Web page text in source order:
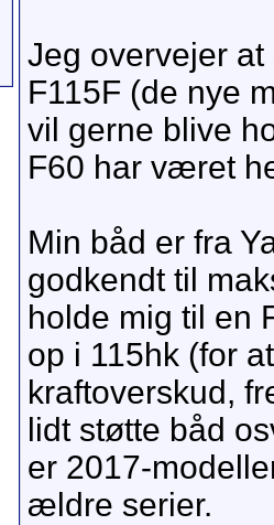
Jeg overvejer
F115F (de nye
vil gerne blive
F60 har været
Min båd er fra
godkendt til
holde mig til en
op i 115hk (for
kraftoverskud,
lidt støtte båd
er 2017-
ældre serier.